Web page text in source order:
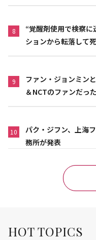
8
“覚醒剤使用で検察
ションから転落して
9
ファン・ジョンミン
＆NCTのファンだっ
10
パク・ジフン、上海
務所が発表
HOT TOPICS